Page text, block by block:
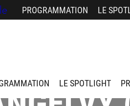
PROGRAMMATION LE
LE SPOTLIGHT